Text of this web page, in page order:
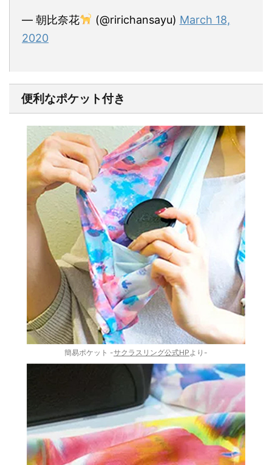
— 朝比奈花 (@ririchansayu) March 18,
2020
便利なポケット付き
簡易ポケット -サクラスリング公式HP より-